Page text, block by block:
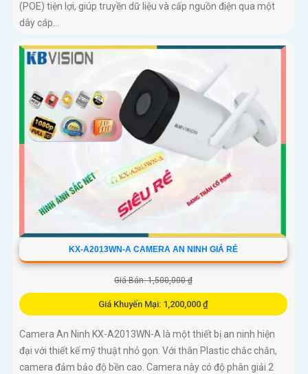
(POE) tiện lợi, giúp truyền dữ liệu và cấp nguồn điện qua một
dây cáp...
KX-A2013WN-A CAMERA AN NINH GIÁ RẺ
Giá Bán: 1,500,000 ₫
Giá Khuyến Mại: 1,200,000 ₫
Camera An Ninh KX-A2013WN-A là một thiết bị an ninh hiện
đại với thiết kế mỹ thuật nhỏ gọn. Với thân Plastic chắc chắn,
camera đảm bảo độ bền cao. Camera này có độ phân giải 2